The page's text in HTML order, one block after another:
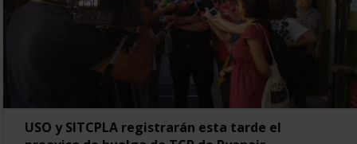
USO y SITCPLA registrarán esta tarde el